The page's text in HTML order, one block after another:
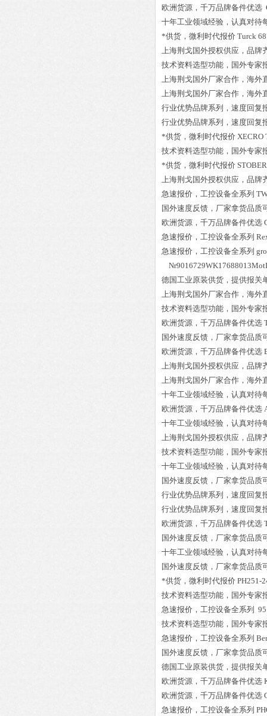
欧洲货源，千万品牌备件优选
十年工业领域经验，认真对待
*供货，微利时代报价 Turck
上海荆戈国外授权供应，品牌
技术资料选型功能，国外专家
上海荆戈国外厂家合作，海外
上海荆戈国外厂家合作，海外
行业优势品牌系列，速度回复
行业优势品牌系列，速度回复
*供货，微利时代报价 XECRO
技术资料选型功能，国外专家
*供货，微利时代报价
上海荆戈国外授权供应，品牌
急速报价，工控设备全系列
国外速度反馈，厂家拿货品质
欧洲货源，千万品牌备件优选
急速报价，工控设备全系列
急速报价，工控设备全系列
德国工业原装供货，提供报关
上海荆戈国外厂家合作，海外
技术资料选型功能，国外专家
欧洲货源，千万品牌备件优选
国外速度反馈，厂家拿货品质
欧洲货源，千万品牌备件优选
上海荆戈国外授权供应，品牌
上海荆戈国外厂家合作，海外
十年工业领域经验，认真对待
欧洲货源，千万品牌备件优选
十年工业领域经验，认真对待
上海荆戈国外授权供应，品牌
技术资料选型功能，国外专家
十年工业领域经验，认真对待
国外速度反馈，厂家拿货品质
行业优势品牌系列，速度回复
行业优势品牌系列，速度回复
欧洲货源，千万品牌备件优选
国外速度反馈，厂家拿货品质
十年工业领域经验，认真对待
国外速度反馈，厂家拿货品质
*供货，微利时代报价 PH251-
技术资料选型功能，国外专家
急速报价，工控设备全系列
技术资料选型功能，国外专家
急速报价，工控设备全系列
国外速度反馈，厂家拿货品质
德国工业原装供货，提供报关
欧洲货源，千万品牌备件优选
欧洲货源，千万品牌备件优选
急速报价，工控设备全系列